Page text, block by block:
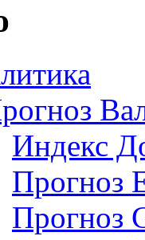
Индекс
Прогноз
Прогноз